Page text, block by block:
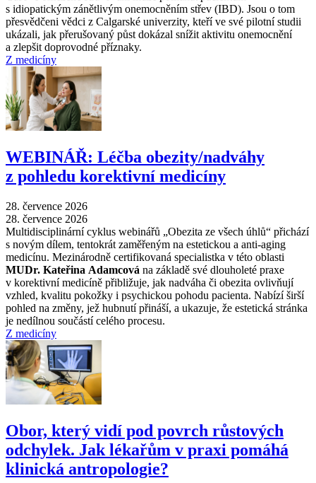
s idiopatickým zánětlivým onemocněním střev (IBD). Jsou o tom
přesvědčeni vědci z Calgarské univerzity, kteří ve své pilotní studii
ukázali, jak přerušovaný půst dokázal snížit aktivitu onemocnění
a zlepšit doprovodné příznaky.
Z medicíny
WEBINÁŘ: Léčba obezity/nadváhy
z pohledu korektivní medicíny
28. července 2026
28. července 2026
Multidisciplinární cyklus webinářů „Obezita ze všech úhlů“ přichází
s novým dílem, tentokrát zaměřeným na estetickou a anti-aging
medicínu. Mezinárodně certifikovaná specialistka v této oblasti
MUDr. Kateřina Adamcová na základě své dlouholeté praxe
v korektivní medicíně přibližuje, jak nadváha či obezita ovlivňují
vzhled, kvalitu pokožky i psychickou pohodu pacienta. Nabízí širší
pohled na změny, jež hubnutí přináší, a ukazuje, že estetická stránka
je nedílnou součástí celého procesu.
Z medicíny
Obor, který vidí pod povrch růstových
odchylek. Jak lékařům v praxi pomáhá
klinická antropologie?